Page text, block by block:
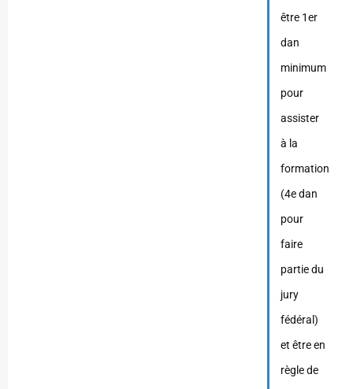
être 1er
dan
minimum
pour
assister
à la
formation
(4e dan
pour
faire
partie du
jury
fédéral)
et être en
règle de